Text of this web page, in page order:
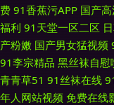
费 91香蕉污APP 国产
福利 91天堂一区二区
产粉嫩 国产男女猛视频
91李宗精品 黑丝袜自慰
青青草51 91丝袜在线
年人网站视频 免费在线